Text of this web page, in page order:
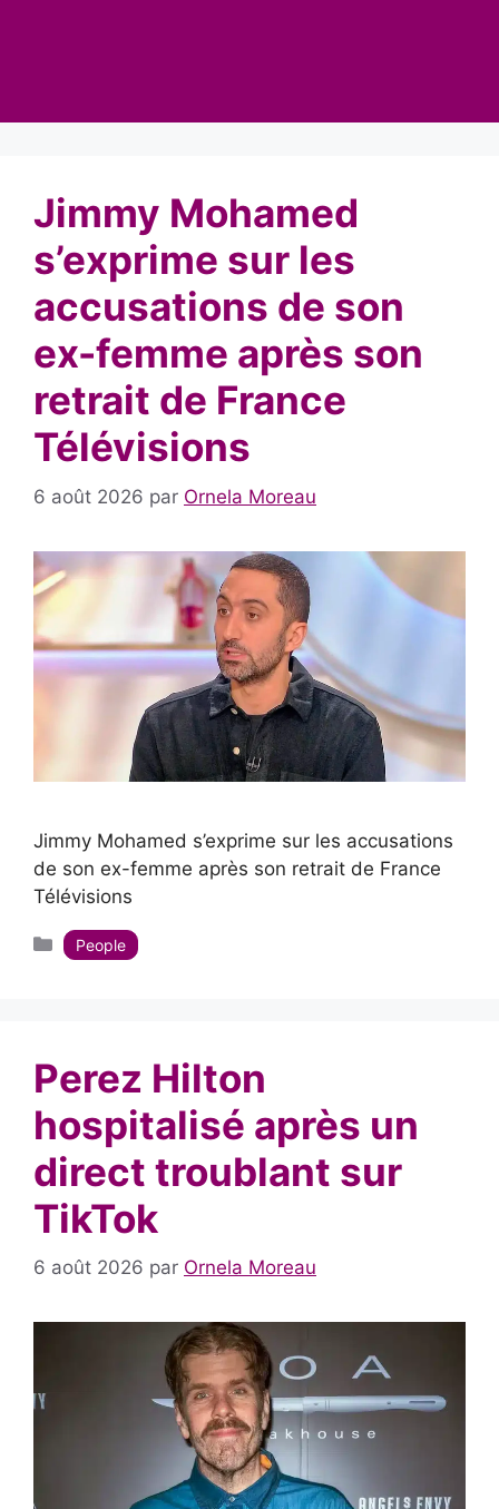
Jimmy Mohamed
s’exprime sur les
accusations de son
ex-femme après son
retrait de France
Télévisions
6 août 2026 par Ornela Moreau
Jimmy Mohamed s’exprime sur les accusations
de son ex-femme après son retrait de France
Télévisions
Catégories
People
Perez Hilton
hospitalisé après un
direct troublant sur
TikTok
6 août 2026 par Ornela Moreau